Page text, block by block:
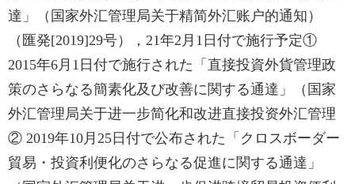
達」（国家外汇管理局关于精简外汇账户的通知）
（匯発[2019]29号），21年2月1日付で施行予定①
2015年6月1日付で施行された「直接投資外貨管理政
策のさらなる簡素化及び改善に関する通達」（国家
外汇管理局关于进一步简化和改进直接投资外汇管理
② 2019年10月25日付で公布された「クロスボーダー
貿易・投資利便化のさらなる促進に関する通達」